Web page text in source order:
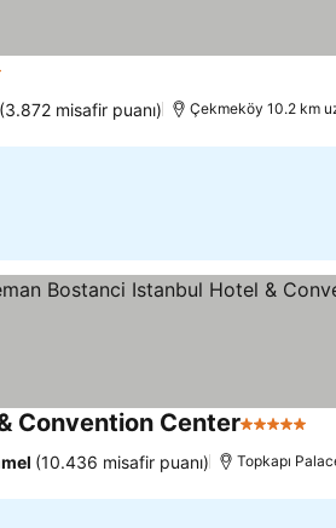
(3.872 misafir puanı) Çekmeköy 10.2 km
Convention Center5 Yıldız
(10.436 misafir puanı) Topkapı